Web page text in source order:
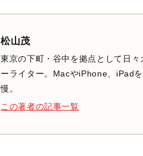
松山茂
東京の下町・谷中を拠点として日
ーライター。MacやiPhone、iPad
慢。
この著者の記事一覧